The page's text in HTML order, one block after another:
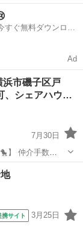
－－－－－
んと！！初期費...
ぐ無料ダウンロー
Ad
市磯子区戸
、シェアハウ…
7月30日
－－－－－
んと！！初期費...
携サイト 3月25日